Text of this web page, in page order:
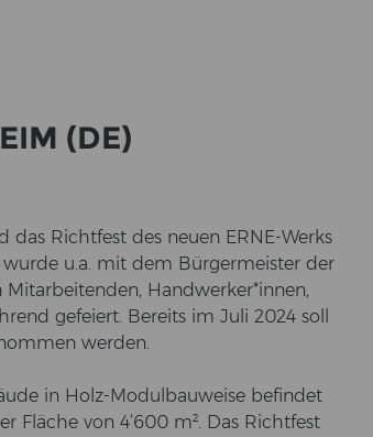
(DE)
das Richt­fest des neuen ERNE-​Werks
wurde u.a. mit dem Bür­ger­meis­ter der
Hand­wer­ker*innen,
ge­fei­ert. Be­reits im Juli 2024 soll
wer­den.
in Holz-​Modulbauweise be­fin­det
Flä­che von 4‘600 m². Das Richt­fest